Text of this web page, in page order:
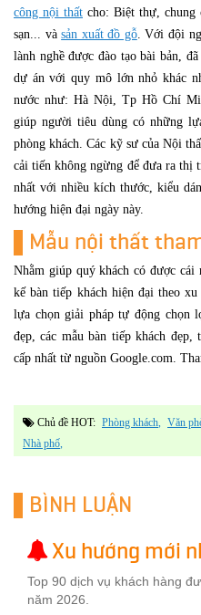
công nội thất cho: Biệt thự, chung
sạn... vàsản xuất đồ gỗ. Với đội
lành nghề được đào tạo bài bản,
dự án với quy mô lớn nhỏ khác
nước như: Hà Nội, Tp Hồ Chí
giúp người tiêu dùng có những
phòng khách. Các kỹ sư của Nội
cải tiến không ngừng để đưa ra thị
nhất với nhiều kích thước, kiểu
hướng hiện đại ngày này.
Mẫu nội thất
Nhằm giúp quý khách có được cái
kế bàn tiếp khách hiện đại theo
lựa chọn giải pháp tự động chọn
đẹp, các mẫu bàn tiếp khách
cấp nhất từ nguồn Google.com.
Chủ đề HOT: Phòng khách văn
Nhà phố
BÌNH LUẬN
Xu hướng mới
Top 90 dịch vụ khách hàng
năm 2026.